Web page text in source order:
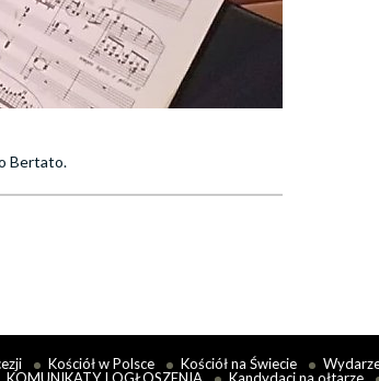
Bertato.
Kościół w Polsce Kościół na Świecie